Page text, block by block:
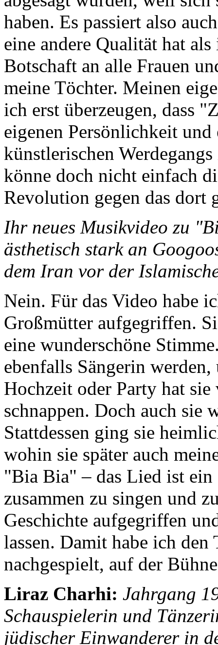
haben. Es passiert also
eine andere Qualität hat
Botschaft an alle Frauen
meine Töchter. Meinen
ich erst überzeugen, dass
eigenen Persönlichkeit
künstlerischen
könne doch nicht einfach
Revolution gegen das dort
Ihr neues Musikvideo zu
ästhetisch stark an
dem Iran vor der
Nein. Für das Video habe
Großmütter aufgegriffen.
eine wunderschöne
ebenfalls Sängerin
Hochzeit oder Party hat
schnappen. Doch auch sie
Stattdessen ging sie
wohin sie später auch
"Bia Bia" – das Lied ist
zusammen zu singen und
Geschichte aufgegriffen
lassen. Damit habe ich
nachgespielt, auf der
Liraz Charhi: Jahrgang
Schauspielerin und
jüdischer ­Einwanderer in